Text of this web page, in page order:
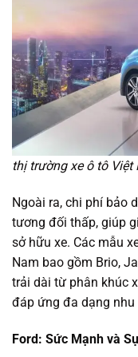
thị trường xe ô tô Việt
Ngoài ra, chi phí bảo
tương đối thấp, giúp
sở hữu xe. Các mẫu
Nam bao gồm Brio,
trải dài từ phân khúc
đáp ứng đa dạng nhu
Ford: Sức Mạnh và